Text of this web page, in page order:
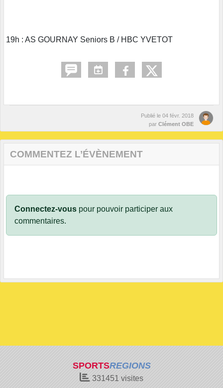
19h : AS GOURNAY Seniors B / HBC YVETOT
Publié le 04 févr. 2018
par Clément OBE
COMMENTEZ L’ÉVÈNEMENT
Connectez-vous pour pouvoir participer aux
commentaires.
SPORTSREGIONS
331451 visites